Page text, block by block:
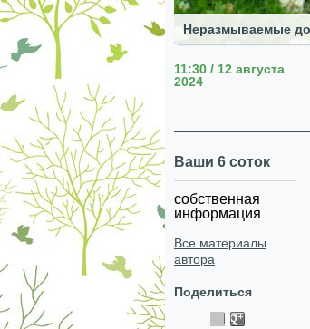
Неразмываемые
11:30 / 12 августа
2024
Ваши 6 соток
собственная
информация
Все материалы
автора
Поделиться